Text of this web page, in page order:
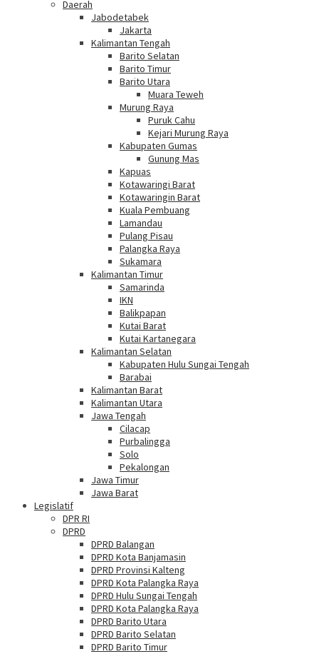
Daerah
Jabodetabek
Jakarta
Kalimantan Tengah
Barito Selatan
Barito Timur
Barito Utara
Muara Teweh
Murung Raya
Puruk Cahu
Kejari Murung Raya
Kabupaten Gumas
Gunung Mas
Kapuas
Kotawaringi Barat
Kotawaringin Barat
Kuala Pembuang
Lamandau
Pulang Pisau
Palangka Raya
Sukamara
Kalimantan Timur
Samarinda
IKN
Balikpapan
Kutai Barat
Kutai Kartanegara
Kalimantan Selatan
Kabupaten Hulu Sungai Tengah
Barabai
Kalimantan Barat
Kalimantan Utara
Jawa Tengah
Cilacap
Purbalingga
Solo
Pekalongan
Jawa Timur
Jawa Barat
Legislatif
DPR RI
DPRD
DPRD Balangan
DPRD Kota Banjamasin
DPRD Provinsi Kalteng
DPRD Kota Palangka Raya
DPRD Hulu Sungai Tengah
DPRD Kota Palangka Raya
DPRD Barito Utara
DPRD Barito Selatan
DPRD Barito Timur